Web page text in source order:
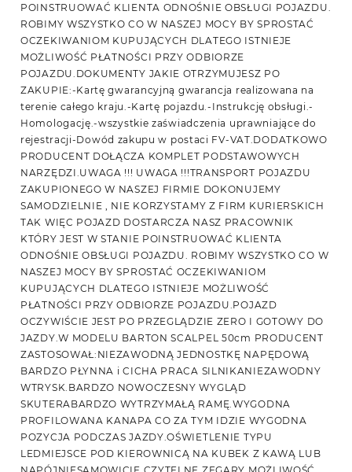
POINSTRUOWAĆ KLIENTA ODNOŚNIE OBSŁUGI POJAZDU.
ROBIMY WSZYSTKO CO W NASZEJ MOCY BY SPROSTAĆ
OCZEKIWANIOM KUPUJĄCYCH DLATEGO ISTNIEJE
MOŻLIWOŚĆ PŁATNOŚCI PRZY ODBIORZE
POJAZDU.DOKUMENTY JAKIE OTRZYMUJESZ PO
ZAKUPIE:-Kartę gwarancyjną gwarancja realizowana na
terenie całego kraju.-Kartę pojazdu.-Instrukcję obsługi.-
Homologację.-wszystkie zaświadczenia uprawniające do
rejestracji-Dowód zakupu w postaci FV-VAT.DODATKOWO
PRODUCENT DOŁĄCZA KOMPLET PODSTAWOWYCH
NARZĘDZI.UWAGA !!! UWAGA !!!TRANSPORT POJAZDU
ZAKUPIONEGO W NASZEJ FIRMIE DOKONUJEMY
SAMODZIELNIE , NIE KORZYSTAMY Z FIRM KURIERSKICH
TAK WIĘC POJAZD DOSTARCZA NASZ PRACOWNIK
KTÓRY JEST W STANIE POINSTRUOWAĆ KLIENTA
ODNOŚNIE OBSŁUGI POJAZDU. ROBIMY WSZYSTKO CO W
NASZEJ MOCY BY SPROSTAĆ OCZEKIWANIOM
KUPUJĄCYCH DLATEGO ISTNIEJE MOŻLIWOŚĆ
PŁATNOŚCI PRZY ODBIORZE POJAZDU.POJAZD
OCZYWIŚCIE JEST PO PRZEGLĄDZIE ZERO I GOTOWY DO
JAZDY.W MODELU BARTON SCALPEL 50cm PRODUCENT
ZASTOSOWAŁ:NIEZAWODNĄ JEDNOSTKĘ NAPĘDOWĄ
BARDZO PŁYNNA i CICHA PRACA SILNIKANIEZAWODNY
WTRYSK.BARDZO NOWOCZESNY WYGLĄD
SKUTERABARDZO WYTRZYMAŁĄ RAMĘ.WYGODNA
PROFILOWANA KANAPA CO ZA TYM IDZIE WYGODNA
POZYCJA PODCZAS JAZDY.OŚWIETLENIE TYPU
LEDMIEJSCE POD KIEROWNICĄ NA KUBEK Z KAWĄ LUB